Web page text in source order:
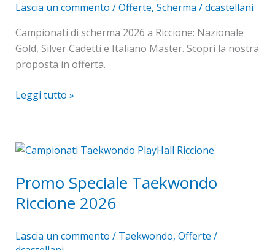
Lascia un commento /Offerte, Scherma /dcastellani
Campionati di scherma 2026 a Riccione: Nazionale
Gold, Silver Cadetti e Italiano Master. Scopri la nostra
proposta in offerta.
Leggi tutto »
Promo Speciale Taekwondo
Riccione 2026
Lascia un commento / Taekwondo, Offerte /
Promo
Taekwondo
Riccione
2026